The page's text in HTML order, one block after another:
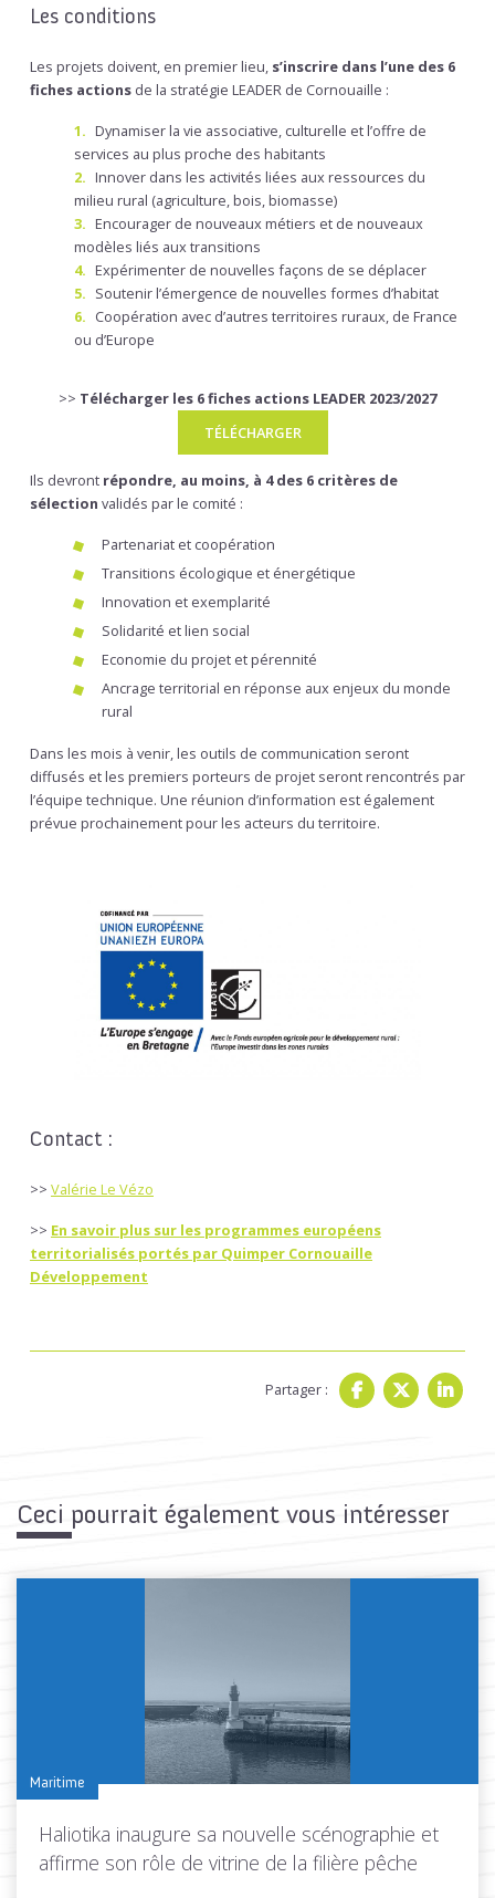
Les conditions
Les projets doivent, en premier lieu, s’inscrire dans l’une des 6
fiches actions de la stratégie LEADER de Cornouaille :
Dynamiser la vie associative, culturelle et l’offre de
services au plus proche des habitants
Innover dans les activités liées aux ressources du
milieu rural (agriculture, bois, biomasse)
Encourager de nouveaux métiers et de nouveaux
modèles liés aux transitions
Expérimenter de nouvelles façons de se déplacer
Soutenir l’émergence de nouvelles formes d’habitat
Coopération avec d’autres territoires ruraux, de France
ou d’Europe
>> Télécharger les 6 fiches actions LEADER 2023/2027
TÉLÉCHARGER
Ils devront répondre, au moins, à 4 des 6 critères de
sélection validés par le comité :
Partenariat et coopération
Transitions écologique et énergétique
Innovation et exemplarité
Solidarité et lien social
Economie du projet et pérennité
Ancrage territorial en réponse aux enjeux du monde
rural
Dans les mois à venir, les outils de communication seront
diffusés et les premiers porteurs de projet seront rencontrés par
l’équipe technique. Une réunion d’information est également
prévue prochainement pour les acteurs du territoire.
Contact :
>> Valérie Le Vézo
>> En savoir plus sur les programmes européens
territorialisés portés par Quimper Cornouaille
Développement
Partager :
Ceci pourrait également vous intéresser
Maritime
Haliotika inaugure sa nouvelle scénographie et
affirme son rôle de vitrine de la filière pêche